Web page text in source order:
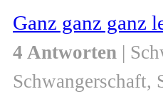
Ganz ganz ganz
4 Antworten |
Schwangerschaft,